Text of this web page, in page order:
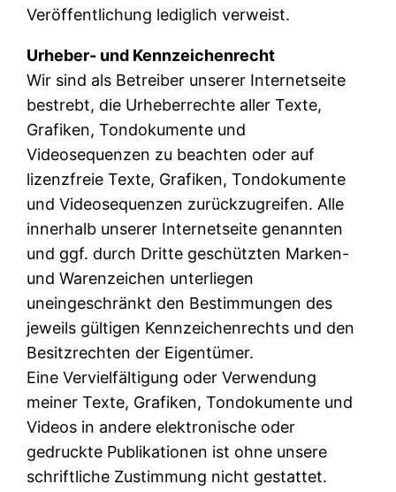
Veröffentlichung lediglich verweist.
Urheber- und Kennzeichenrecht
Wir sind als Betreiber unserer Internetseite
bestrebt, die Urheberrechte aller Texte,
Grafiken, Tondokumente und
Videosequenzen zu beachten oder auf
lizenzfreie Texte, Grafiken, Tondokumente
und Videosequenzen zurückzugreifen. Alle
innerhalb unserer Internetseite genannten
und ggf. durch Dritte geschützten Marken-
und Warenzeichen unterliegen
uneingeschränkt den Bestimmungen des
jeweils gültigen Kennzeichenrechts und den
Besitzrechten der Eigentümer.
Eine Vervielfältigung oder Verwendung
meiner Texte, Grafiken, Tondokumente und
Videos in andere elektronische oder
gedruckte Publikationen ist ohne unsere
schriftliche Zustimmung nicht gestattet.